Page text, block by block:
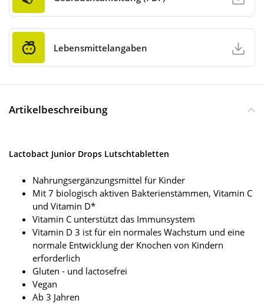
Lebensmittelangaben
Artikelbeschreibung
Lactobact Junior Drops Lutschtabletten
Nahrungsergänzungsmittel für Kinder
Mit 7 biologisch aktiven Bakterienstämmen, Vitamin C
und Vitamin D*
Vitamin C unterstützt das Immunsystem
Vitamin D 3 ist für ein normales Wachstum und eine
normale Entwicklung der Knochen von Kindern
erforderlich
Gluten - und lactosefrei
Vegan
Ab 3 Jahren